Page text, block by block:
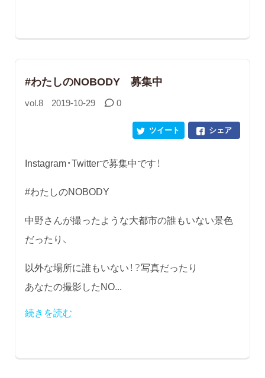
#わたしのNOBODY 募集中
vol.8 2019-10-29 0
シェア
ツイート
Instagram・Twitterで募集中です！
#わたしのNOBODY
中野さんが撮ったような大都市の誰もいない景色
だったり、
以外な場所に誰もいない！？写真だったり
あなたの撮影したNO...
続きを読む